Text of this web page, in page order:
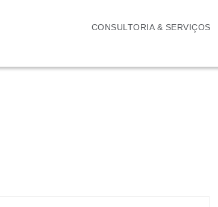
CONSULTORIA & SERVIÇOS